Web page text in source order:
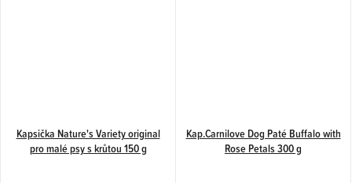
Kapsička Nature's Variety original
pro malé psy s krůtou 150 g
Kap.Carnilove Dog Paté Buffalo with
Rose Petals 300 g